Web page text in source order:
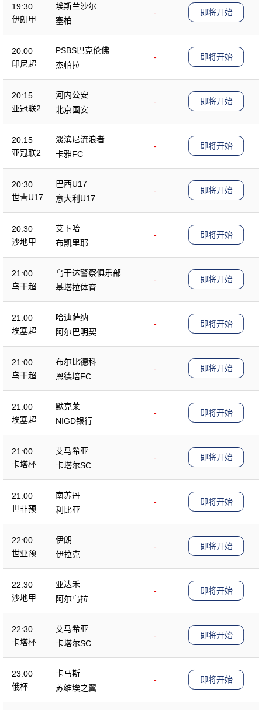
19:30
伊朗甲
埃斯兰沙尔
-
塞柏
即将开始
20:00
印尼超
PSBS巴克伦佛
-
杰帕拉
即将开始
20:15
亚冠联2
河内公安
-
北京国安
即将开始
20:15
亚冠联2
淡滨尼流浪者
-
卡雅FC
即将开始
20:30
世青U17
巴西U17
-
意大利U17
即将开始
20:30
沙地甲
艾卜哈
-
布凯里耶
即将开始
21:00
乌干超
乌干达警察俱乐部
-
基塔拉体育
即将开始
21:00
埃塞超
哈迪萨纳
-
阿尔巴明契
即将开始
21:00
乌干超
布尔比德科
-
恩德培FC
即将开始
21:00
埃塞超
默克莱
-
NIGD银行
即将开始
21:00
卡塔杯
艾马希亚
-
卡塔尔SC
即将开始
21:00
世非预
南苏丹
-
利比亚
即将开始
22:00
世亚预
伊朗
-
伊拉克
即将开始
22:30
沙地甲
亚达禾
-
阿尔乌拉
即将开始
22:30
卡塔杯
艾马希亚
-
卡塔尔SC
即将开始
23:00
俄杯
卡马斯
-
苏维埃之翼
即将开始